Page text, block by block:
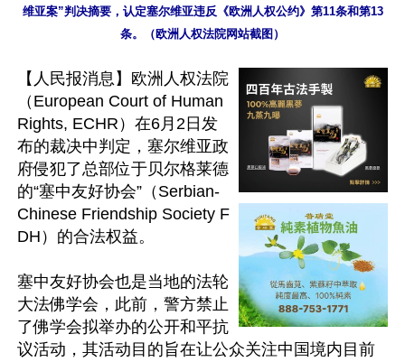
维亚案”判决摘要，认定塞尔维亚违反《欧洲人权公约》第11条和第13
条。（欧洲人权法院网站截图）
【人民报消息】欧洲人权法院
（European Court of Human
Rights, ECHR）在6月2日发
布的裁决中判定，塞尔维亚政
府侵犯了总部位于贝尔格莱德
的“塞中友好协会”（Serbian-
Chinese Friendship Society F
DH）的合法权益。
塞中友好协会也是当地的法轮
大法佛学会，此前，警方禁止
了佛学会拟举办的公开和平抗
议活动，其活动目的旨在让公众关注中国境内目前